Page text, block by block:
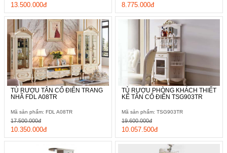
13.500.000đ 8.775.000đ
TỦ RƯỢU TÂN CỔ ĐIỂN TRANG
NHÃ FDL A08TR
Mã sản phẩm: FDL A08TR
10.350.000đ
17.500.000đ
TỦ RƯỢU PHÒNG KHÁCH THIẾT
KẾ TÂN CỔ ĐIỂN TSG903TR
Mã sản phẩm: TSG903TR
10.057.500đ
19.600.000đ